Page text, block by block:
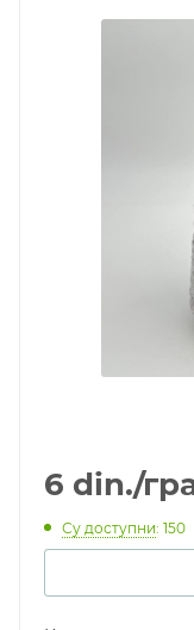
6 din./
Су доступни: 150